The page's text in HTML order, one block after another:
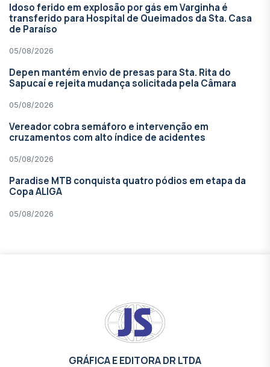
Idoso ferido em explosão por gás em Varginha é
transferido para Hospital de Queimados da Sta. Casa
de Paraíso
05/08/2026
Depen mantém envio de presas para Sta. Rita do
Sapucaí e rejeita mudança solicitada pela Câmara
05/08/2026
Vereador cobra semáforo e intervenção em
cruzamentos com alto índice de acidentes
05/08/2026
Paradise MTB conquista quatro pódios em etapa da
Copa ALIGA
05/08/2026
GRÁFICA E EDITORA DR LTDA